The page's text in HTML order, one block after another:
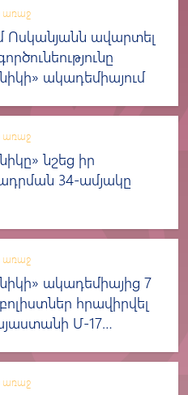
առաջ
Ոսկանյանն ավարտել
ակադեմիայում
առաջ
նշեց իր
34-ամյակը
առաջ
ակադեմիայից 7
հրավիրվել
Մ-17
առաջ